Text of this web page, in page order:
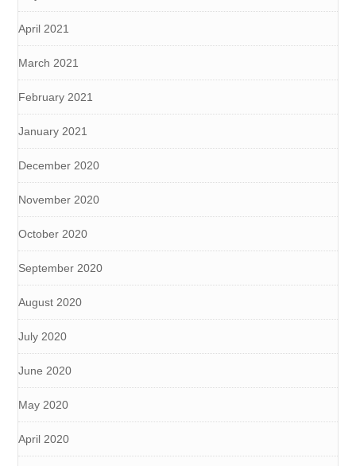
April 2021
March 2021
February 2021
January 2021
December 2020
November 2020
October 2020
September 2020
August 2020
July 2020
June 2020
May 2020
April 2020